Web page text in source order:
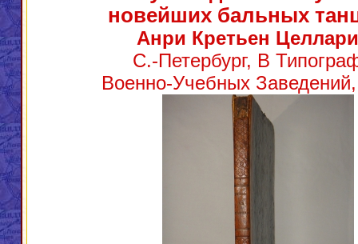
новейших бальных
Анри Кретьен
С.-Петербург, В
Военно-Учебных Заведений,